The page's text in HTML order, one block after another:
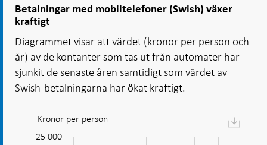
Betalningar med mobiltelefoner (Swish) växer
kraftigt
Diagrammet visar att värdet (kronor per person och
år) av de kontanter som tas ut från automater har
sjunkit de senaste åren samtidigt som värdet av
Swish-betalningarna har ökat kraftigt.
Diagram:
Betalningar
Kronor per person
25 000